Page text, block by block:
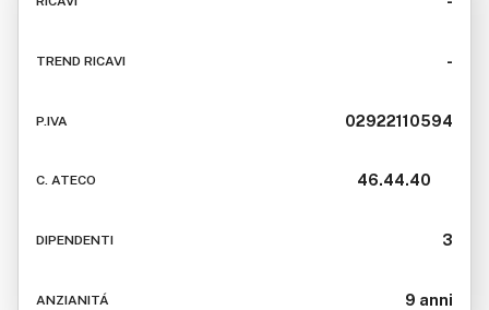
TREND RICAVI -
P.IVA 02922110594
C. ATECO 46.44.40
DIPENDENTI 3
ANZIANITÁ 9 anni